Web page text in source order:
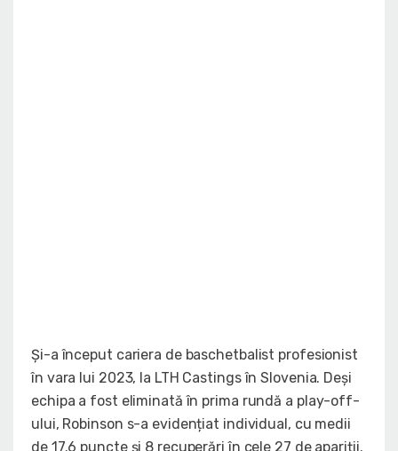
Și-a început cariera de baschetbalist profesionist
în vara lui 2023, la LTH Castings în Slovenia. Deși
echipa a fost eliminată în prima rundă a play-off-
ului, Robinson s-a evidențiat individual, cu medii
de 17.6 puncte și 8 recuperări în cele 27 de apariții.